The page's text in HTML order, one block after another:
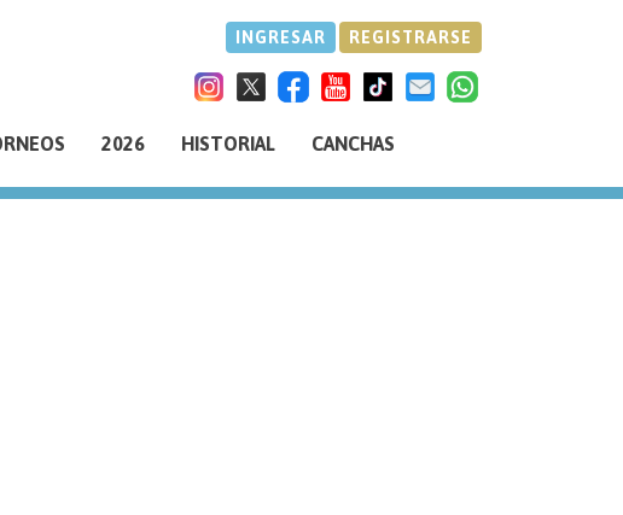
INGRESAR REGISTRARSE
2026 HISTORIAL CANCHAS